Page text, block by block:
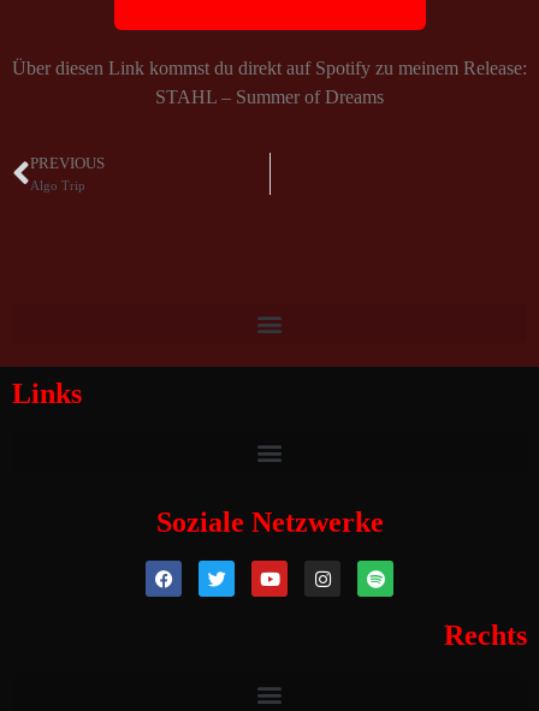
Über diesen Link kommst du direkt auf Spotify zu meinem Release:
STAHL – Summer of Dreams
PREVIOUS
Algo Trip
Links
Soziale Netzwerke
Rechts